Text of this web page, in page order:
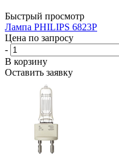
Быстрый просмотр
Лампа PHILIPS 6823P
Цена по запросу
-
В корзину
Оставить заявку